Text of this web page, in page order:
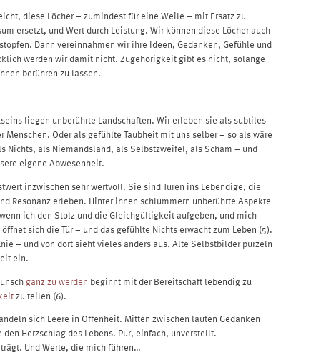
diese Löcher – zumindest für eine Weile – mit Ersatz zu
ersetzt, und Wert durch Leistung. Wir können diese Löcher auch
Dann vereinnahmen wir ihre Ideen, Gedanken, Gefühle und
werden wir damit nicht. Zugehörigkeit gibt es nicht, solange
berühren zu lassen.
liegen unberührte Landschaften. Wir erleben sie als subtiles
Menschen. Oder als gefühlte Taubheit mit uns selber – so als wäre
Nichts, als Niemandsland, als Selbstzweifel, als Scham – und
eigene Abwesenheit.
inzwischen sehr wertvoll. Sie sind Türen ins Lebendige, die
Resonanz erleben. Hinter ihnen schlummern unberührte Aspekte
ich den Stolz und die Gleichgültigkeit aufgeben, und mich
sich die Tür – und das gefühlte Nichts erwacht zum Leben (5).
– und von dort sieht vieles anders aus. Alte Selbstbilder purzeln
ein.
ganz zu werden beginnt mit der Bereitschaft lebendig zu
zu teilen (6).
sich Leere in Offenheit. Mitten zwischen lauten Gedanken
Herzschlag des Lebens. Pur, einfach, unverstellt.
Und Werte, die mich führen…